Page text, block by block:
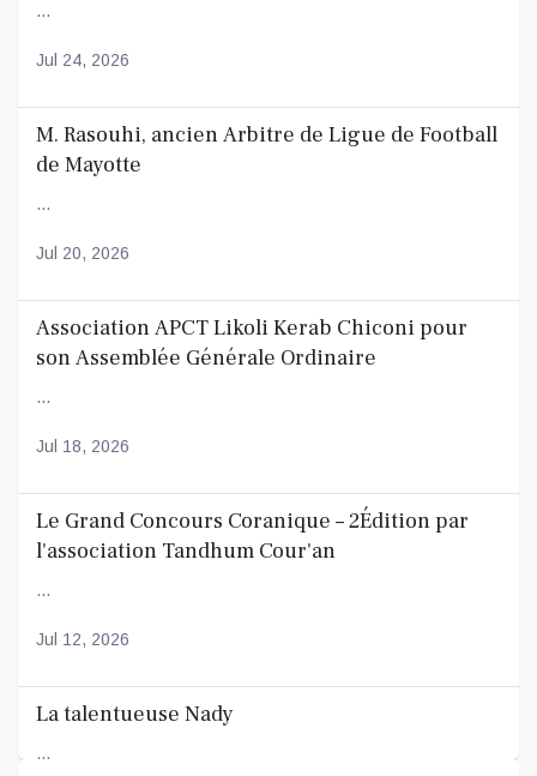
...
Jul 24, 2026
M. Rasouhi, ancien Arbitre de Ligue de Football
de Mayotte
...
Jul 20, 2026
Association APCT Likoli Kerab Chiconi pour
son Assemblée Générale Ordinaire
...
Jul 18, 2026
Le Grand Concours Coranique – 2Édition par
l'association Tandhum Cour'an
...
Jul 12, 2026
La talentueuse Nady
...